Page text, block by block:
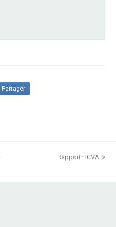
Partager
next
Rapport HCVA